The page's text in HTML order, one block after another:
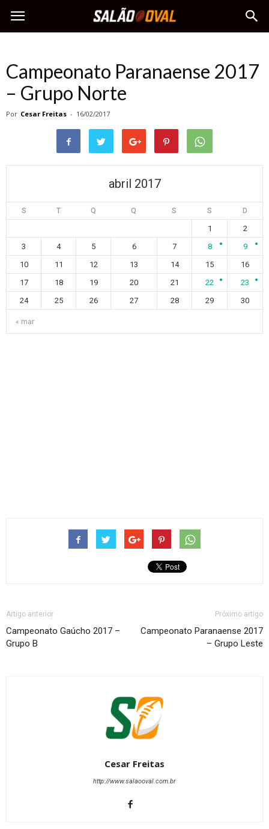
Campeonato Paranaense 2017
– Grupo Norte
Por Cesar Freitas - 16/02/2017
abril 2017
S T Q Q S S D
« mar
1
2
3
4 5 6 7 8
9
10
11 12 13 14 15
16
17
18 19 20 21 22
23
24
25 26 27 28 29 30
Artigo anterior
Campeonato Gaúcho 2017 –
Grupo B
Próximo artigo
Campeonato Paranaense 2017
– Grupo Leste
Cesar Freitas
http://www.salaooval.com.br